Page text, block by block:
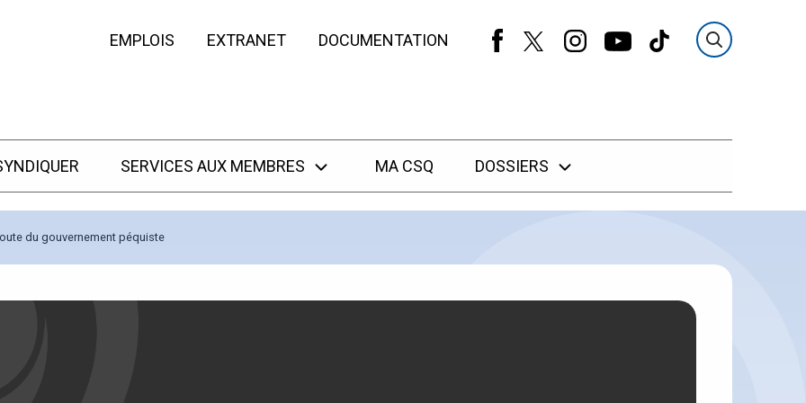
EMPLOIS EXTRANET DOCUMENTATION
SERVICES AUX MEMBRES MA CSQ DOSSIERS
du gouvernement péquiste